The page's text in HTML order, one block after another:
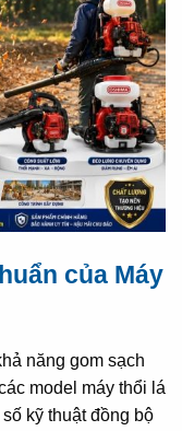
của Máy
năng gom sạch
model máy thổi lá
kỹ thuật đồng bộ